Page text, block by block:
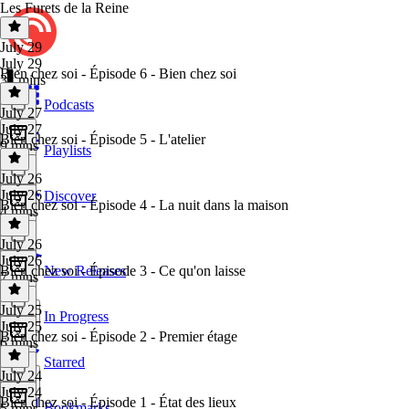
Podcasts
Playlists
Discover
New Releases
In Progress
Starred
Les Furets de la Reine
July 29
July 29
31 mins
Bien chez soi - Épisode 6 - Bien chez soi
July 27
July 27
9 mins
Bien chez soi - Épisode 5 - L'atelier
July 26
July 26
4 mins
Bien chez soi - Épisode 4 - La nuit dans la maison
July 26
July 26
7 mins
Bien chez soi - Épisode 3 - Ce qu'on laisse
July 25
July 25
6 mins
Bien chez soi - Épisode 2 - Premier étage
July 24
July 24
Bien chez soi - Épisode 1 - État des lieux